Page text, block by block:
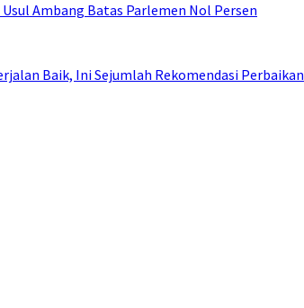
Ambang Batas Parlemen Nol Persen
Baik, Ini Sejumlah Rekomendasi Perbaikan